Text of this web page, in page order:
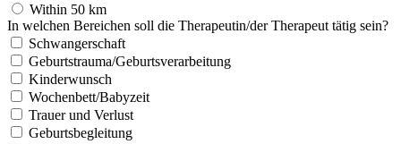
With­in 50 km
In welchen Bere­ichen soll die Therapeutin/der Ther­a­peut tätig sein?
Schwanger­schaft
Geburtstrauma/Geburtsverarbeitung
Kinder­wun­sch
Wochenbett/Babyzeit
Trauer und Ver­lust
Geburts­be­gleitung